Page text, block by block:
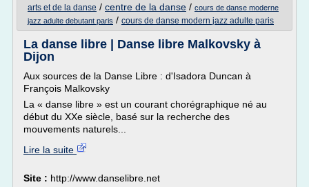
arts et de la danse / centre de la danse / cours de danse moderne
jazz adulte debutant paris / cours de danse modern jazz adulte paris
La danse libre | Danse libre Malkovsky à
Dijon
Aux sources de la Danse Libre : d'Isadora Duncan à
François Malkovsky
La « danse libre » est un courant chorégraphique né au
début du XXe siècle, basé sur la recherche des
mouvements naturels...
Lire la suite
Site : http://www.danselibre.net